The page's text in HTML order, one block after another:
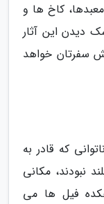
کاخ ها و
دیدن این آثار
سفرتان خواهد
ناتوانی که قادر به
نبودند، مکانی
فیل ها می